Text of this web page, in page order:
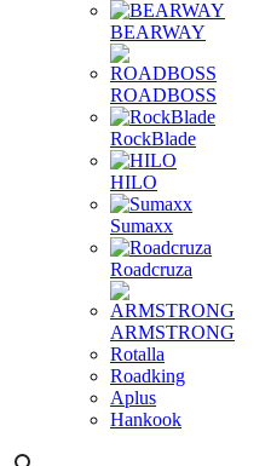
BEARWAY
ROADBOSS
RockBlade
HILO
Sumaxx
Roadcruza
ARMSTRONG
Rotalla
Roadking
Aplus
Hankook